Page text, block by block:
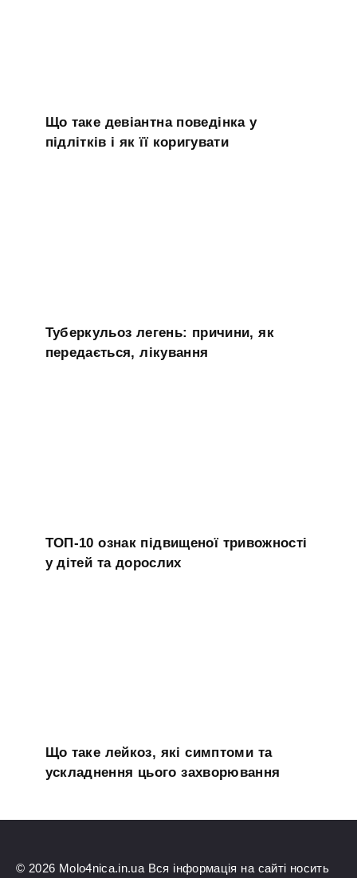
Що таке девіантна поведінка у
підлітків і як її коригувати
Туберкульоз легень: причини, як
передається, лікування
ТОП-10 ознак підвищеної тривожності
у дітей та дорослих
Що таке лейкоз, які симптоми та
ускладнення цього захворювання
© 2026 Molo4nica.in.ua Вся інформація на сайті носить